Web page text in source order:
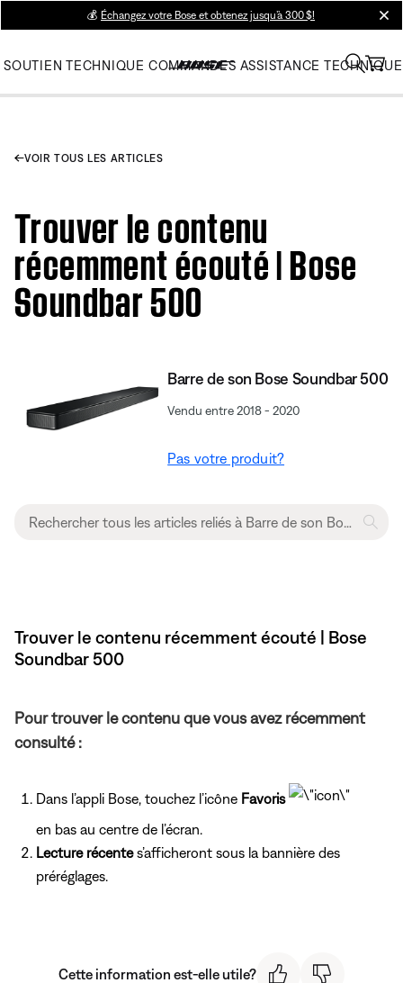
💰 Échangez votre Bose et obtenez jusqu’à 300 $!
SOUTIEN TECHNIQUE COMMANDES ASSISTANCE TECHNIQUE
VOIR TOUS LES ARTICLES
Trouver le contenu
récemment écouté | Bose
Soundbar 500
Barre de son Bose Soundbar 500
Vendu entre 2018 - 2020
Pas votre produit?
Trouver le contenu récemment écouté | Bose
Soundbar 500
Pour trouver le contenu que vous avez récemment
consulté :
Dans l’appli Bose, touchez l’icône Favoris
en bas au centre de l’écran.
Lecture récentes’afficheront sous la bannière des
préréglages.
Cette information est-elle utile?